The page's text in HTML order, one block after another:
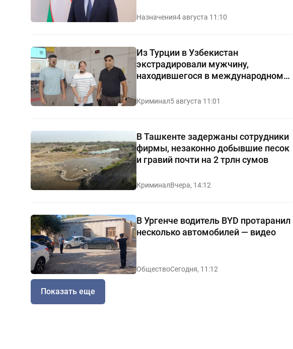
Назначения4 августа 11:10
Из Турции в Узбекистан
экстрадировали мужчину,
находившегося в международном
Криминал5 августа 11:01
В Ташкенте задержаны сотрудники
фирмы, незаконно добывшие песок
и гравий почти на 2 трлн сумов
КриминалВчера, 14:12
В Ургенче водитель BYD протаранил
несколько автомобилей — видео
ОбществоСегодня, 11:12
Показать еще